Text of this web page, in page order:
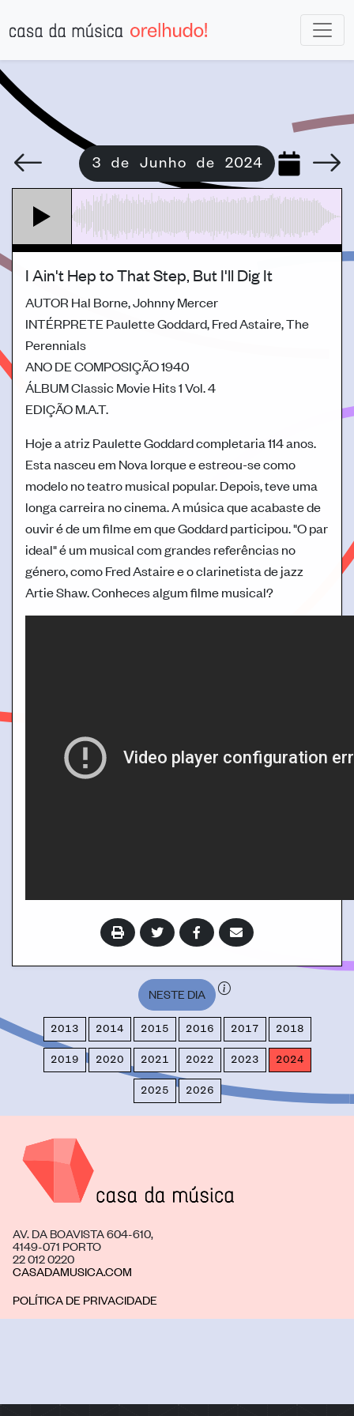
3 de Junho de 2024
I Ain't Hep to That Step, But I'll Dig It
AUTOR Hal Borne, Johnny Mercer
INTÉRPRETE Paulette Goddard, Fred Astaire, The
Perennials
ANO DE COMPOSIÇÃO1940
ÁLBUMClassic Movie Hits 1 Vol. 4
EDIÇÃOM.A.T.
Hoje a atriz Paulette Goddard completaria 114 anos.
Esta nasceu em Nova Iorque e estreou-se como
modelo no teatro musical popular. Depois, teve uma
longa carreira no cinema. A música que acabaste de
ouvir é de um filme em que Goddard participou. "O par
ideal" é um musical com grandes referências no
género, como Fred Astaire e o clarinetista de jazz
Artie Shaw. Conheces algum filme musical?
NESTE DIA
2013 2014 2015 2016 2017 2018
2019 2020 2021 2022 2023 2024
2025 2026
AV. DA BOAVISTA 604-610,
4149-071 PORTO
22 012 0220
CASADAMUSICA.COM
POLÍTICA DE PRIVACIDADE